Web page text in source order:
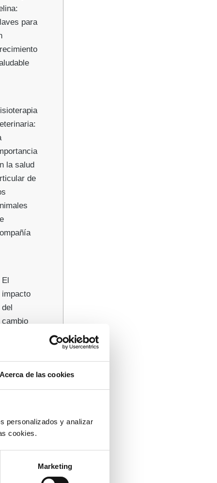
Acerca de las cookies
personalizados y analizar
cookies.
Marketing
para
la salud
de
El
impacto
del
cambio
salud de
las
mascotas